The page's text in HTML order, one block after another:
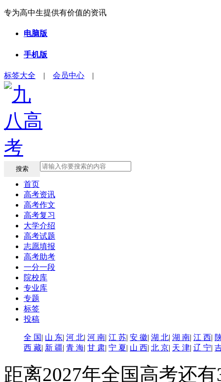
专为高中生提供有价值的资讯
电脑版
手机版
标签大全 | 会员中心 |
搜索
首页
高考资讯
高考作文
高考复习
大学介绍
高考试题
志愿填报
高考助考
一分一段
院校库
专业库
专题
标签
投稿
全 国| 山 东| 河 北| 河 南| 江 苏| 安 徽| 湖 北| 湖 南| 江 西|
西 藏| 新 疆| 青 海| 甘 肃| 宁 夏| 山 西| 北 京| 天 津| 辽 宁|
距离2027年全国高考还有